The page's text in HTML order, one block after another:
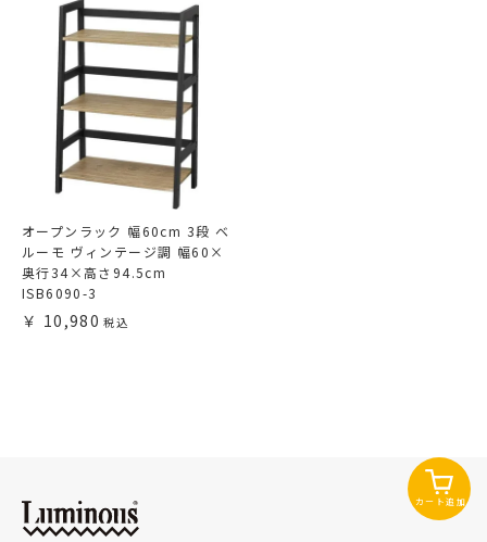
オープンラック 幅60cm 3段 ベ
ルーモ ヴィンテージ調 幅60×
奥行34×高さ94.5cm
ISB6090-3
10,980
カート追加